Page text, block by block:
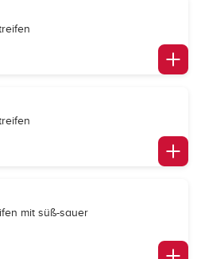
mit süß-sauer